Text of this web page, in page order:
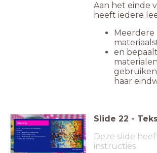
Aan het einde
heeft iedere
Meerdere
en
haar
Beeld: Publiek Domein
Planning
Les 1 - Kunstvorm & onderwerp
bepalen
Les 2 - Materiaal onderzoek
Les 3 - Vorm onderzoek
Les 4 - Onderzoek naar de betekenis
Les 5/6 - De uitwerking
Slide 22 -
Deze slide
instructies